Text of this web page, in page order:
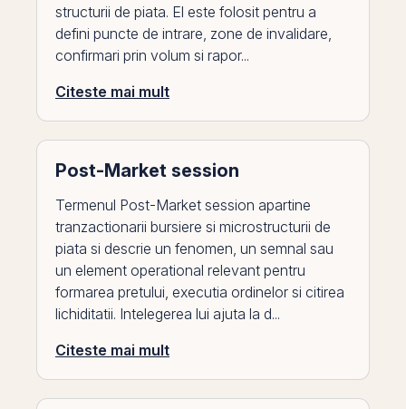
structurii de piata. El este folosit pentru a
defini puncte de intrare, zone de invalidare,
confirmari prin volum si rapor...
Citeste mai mult
Post-Market session
Termenul Post-Market session apartine
tranzactionarii bursiere si microstructurii de
piata si descrie un fenomen, un semnal sau
un element operational relevant pentru
formarea pretului, executia ordinelor si citirea
lichiditatii. Intelegerea lui ajuta la d...
Citeste mai mult